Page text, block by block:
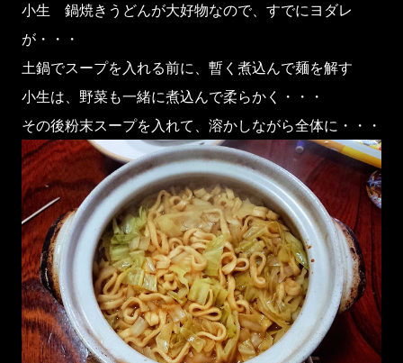
小生 鍋焼きうどんが大好物なので、すでにヨダレ
が・・・
土鍋でスープを入れる前に、暫く煮込んで麺を解す
小生は、野菜も一緒に煮込んで柔らかく・・・
その後粉末スープを入れて、溶かしながら全体に・・・